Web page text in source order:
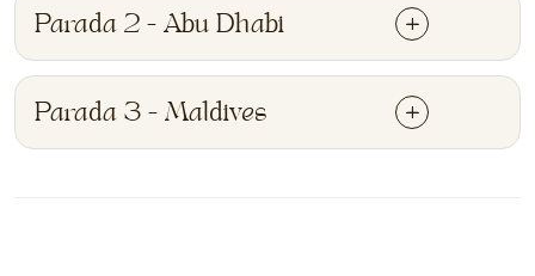
Parada 2 - Abu Dhabi
Parada 3 - Maldives